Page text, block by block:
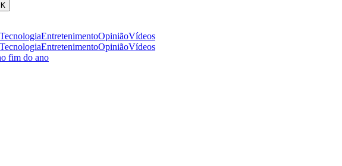
TecnologiaEntretenimentoOpiniãoVídeos
TecnologiaEntretenimentoOpiniãoVídeos
fim do ano